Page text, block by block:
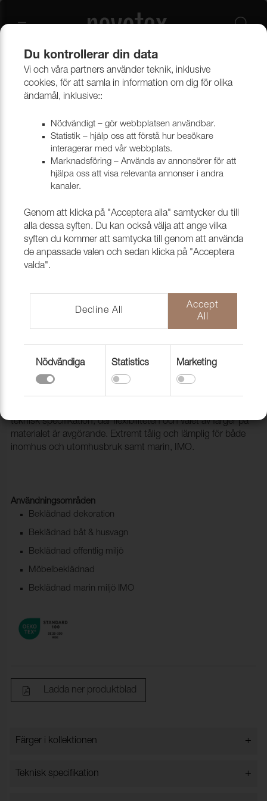
Beklädnadsmaterial Konstläder Konstläder & konstskinn
Konstläder Nyx 913 Chocolate
2133004
teknisk specifikation, där flexibiliteten och valet av färger på
materialet är avgörande. Extremt tålig och lämplig för både
inomhus och utomhusbruk samt marin, IMO.
Användningsområden
Beklädnad dekoration
Beklädnad båt & husvagn
Beklädnad offentlig miljö
Möbelbeklädnad
Beklädnad marin miljö IMO
Ladda ner produktblad
Färger i kollektionen +
Färger i kollektionen
Teknisk specifikation +
Du kontrollerar din data
Vi och våra partners använder teknik, inklusive
cookies, för att samla in information om dig för olika
ändamål, inklusive::
Nödvändigt – gör webbplatsen användbar.
Statistik – hjälp oss att förstå hur besökare
interagerar med vår webbplats.
Marknadsföring – Används av annonsörer för att
hjälpa oss att visa relevanta annonser i andra
kanaler.
Genom att klicka på "Acceptera alla" samtycker du till
alla dessa syften. Du kan också välja att ange vilka
syften du kommer att samtycka till genom att använda
de anpassade valen och sedan klicka på "Acceptera
valda".
Decline All
Accept
All
Nödvändiga Statistics Marketing